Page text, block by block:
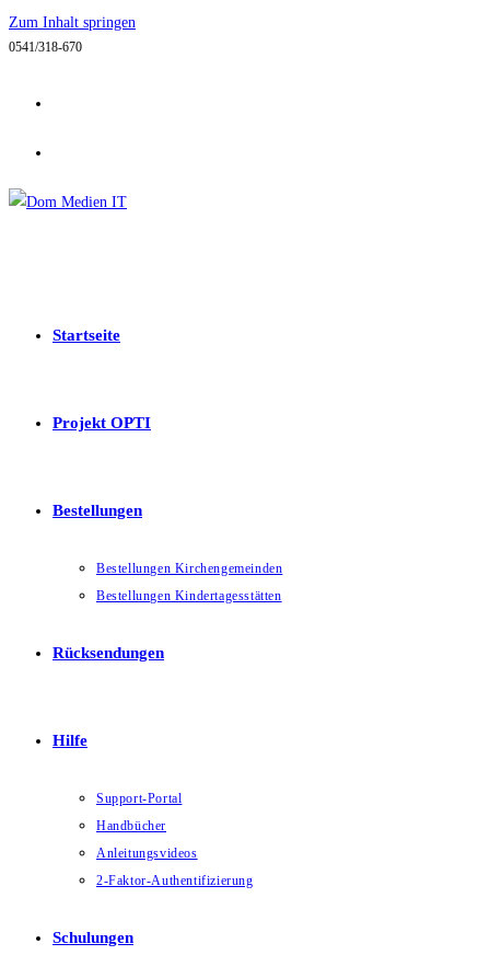
Zum Inhalt springen
0541/318-670
Startseite
Projekt OPTI
Bestellungen
Bestellungen Kirchengemeinden
Bestellungen Kindertagesstätten
Rücksendungen
Hilfe
Support-Portal
Handbücher
Anleitungsvideos
2-Faktor-Authentifizierung
Schulungen